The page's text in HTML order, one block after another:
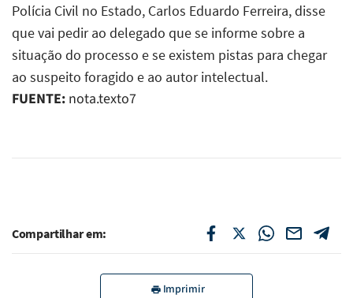
Polícia Civil no Estado, Carlos Eduardo Ferreira, disse
que vai pedir ao delegado que se informe sobre a
situação do processo e se existem pistas para chegar
ao suspeito foragido e ao autor intelectual.
FUENTE: nota.texto7
Compartilhar em:
Imprimir